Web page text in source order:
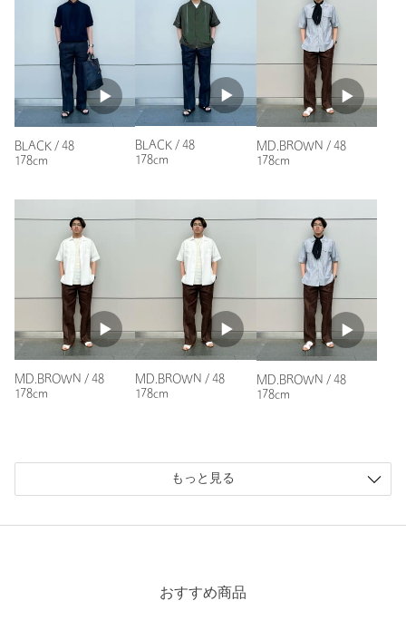
品名：SVS LI SD/AJ STRT PT
品番：11141773001
商品詳細
注文キャンセル 対象商品
返品 対象商品 返品等について
裾上げ前の仕上げはシングルです
カテゴリー | スラックス
44 46 48 50 52
リネン100％
洗濯表示 ドライクリーニング 洗濯表示について
原産国 中国製
BLACK / 48
178cm
BLACK / 48
178cm
MD.BROWN / 48
178cm
MD.BROWN / 48
178cm
MD.BROWN / 48
178cm
MD.BROWN / 48
178cm
もっと見る
おすすめ商品